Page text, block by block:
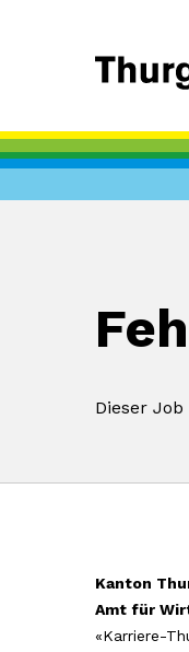
Dieser
Kanton
Amt für
«Karriere-